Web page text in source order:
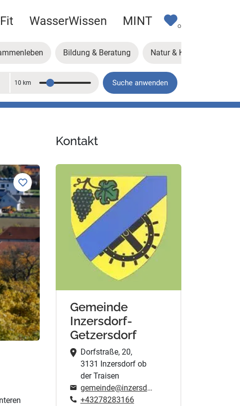
WasserWissen MINT 0
Bildung & Beratung Natur & Klima
Entfernung
10 km Suche anwenden
Kontakt
Gemeinde
Inzersdorf-
Getzersdorf
Dorfstraße, 20,
3131 Inzersdorf ob
der Traisen
gemeinde@inzersdorf-getzersdorf.at
+43278283166